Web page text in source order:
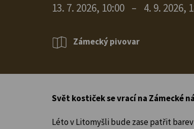
13. 7. 2026, 10:00 – 4. 9. 2026,
Zámecký pivovar
Svět kostiček se vrací na Zámecké
Léto v Litomyšli bude zase patřit